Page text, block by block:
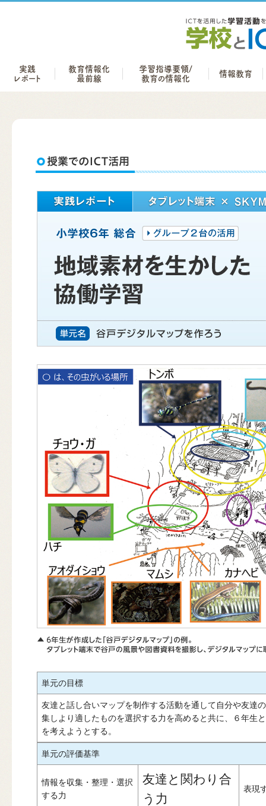
実践
レポート
教育情報化
最前線
学習指導要領/
教育の情報化
情報教育
単元の目標
友達と話し合いマップを制作する活動を通して自分や友達
集しより適したものを選択する力を高めると共に、６年生
を考えようとする。
単元の評価基準
情報を収集・整理・選択
する力
友達と関わり合
う力
表現